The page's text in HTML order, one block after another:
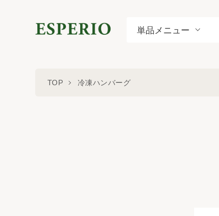
単品メニュー
TOP 冷凍ハンバーグ